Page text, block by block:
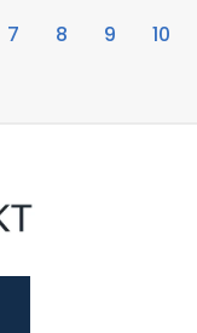
7 8 9 10